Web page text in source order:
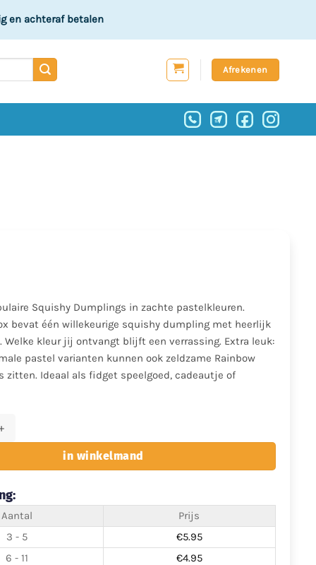
en achteraf betalen
Afrekenen
Squishy Dumplings in zachte pastelkleuren.
bevat één willekeurige squishy dumpling met heerlijk
Welke kleur jij ontvangt blijft een verrassing. Extra leuk:
pastel varianten kunnen ook zeldzame Rainbow
zitten. Ideaal als fidget speelgoed, cadeautje of
in winkelmand
Aantal
Prijs
3 - 5
€5.95
6 - 11
€4.95